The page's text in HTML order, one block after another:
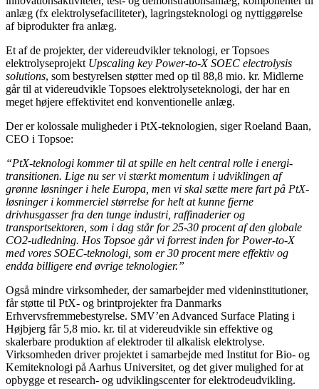
anlæg (fx elektrolysefaciliteter), lagringsteknologi og nyttiggørelse
af biprodukter fra anlæg.
Et af de projekter, der videreudvikler teknologi, er Topsoes
elektrolyseprojekt Upscaling key Power-to-X SOEC electrolysis
solutions, som bestyrelsen støtter med op til 88,8 mio. kr. Midlerne
går til at videreudvikle Topsoes elektrolyseteknologi, der har en
meget højere effektivitet end konventionelle anlæg.
Der er kolossale muligheder i PtX-teknologien, siger Roeland Baan,
CEO i Topsoe:
“PtX-teknologi kommer til at spille en helt central rolle i energi-
transitionen. Lige nu ser vi stærkt momentum i udviklingen af
grønne løsninger i hele Europa, men vi skal sætte mere fart på PtX-
løsninger i kommerciel størrelse for helt at kunne fjerne
drivhusgasser fra den tunge industri, raffinaderier og
transportsektoren, som i dag står for 25-30 procent af den globale
CO2-udledning. Hos Topsoe går vi forrest inden for Power-to-X
med vores SOEC-teknologi, som er 30 procent mere effektiv og
endda billigere end øvrige teknologier.”
Også mindre virksomheder, der samarbejder med videninstitutioner,
får støtte til PtX- og brintprojekter fra Danmarks
Erhvervsfremmebestyrelse. SMV’en Advanced Surface Plating i
Højbjerg får 5,8 mio. kr. til at videreudvikle sin effektive og
skalerbare produktion af elektroder til alkalisk elektrolyse.
Virksomheden driver projektet i samarbejde med Institut for Bio- og
Kemiteknologi på Aarhus Universitet, og det giver mulighed for at
opbygge et research- og udviklingscenter for elektrodeudvikling.